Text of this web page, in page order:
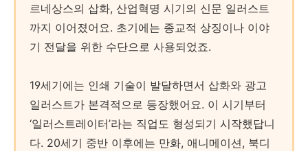
르네상스의 삽화, 산업혁명 시기의 신문 일러스트
까지 이어졌어요. 초기에는 종교적 상징이나 이야
기 전달을 위한 수단으로 사용되었죠.
19세기에는 인쇄 기술이 발달하면서 삽화와 광고
일러스트가 본격적으로 등장했어요. 이 시기부터
‘일러스트레이터’라는 직업도 형성되기 시작했답니
다. 20세기 중반 이후에는 만화, 애니메이션, 북디